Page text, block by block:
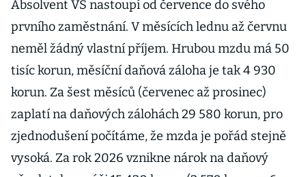
Absolvent VŠ nastoupí od července do svého
prvního zaměstnání. V měsících lednu až červnu
neměl žádný vlastní příjem. Hrubou mzdu má 50
tisíc korun, měsíční daňová záloha je tak 4 930
korun. Za šest měsíců (červenec až prosinec)
zaplatí na daňových zálohách 29 580 korun, pro
zjednodušení počítáme, že mzda je pořád stejně
vysoká. Za rok 2026 vznikne nárok na daňový